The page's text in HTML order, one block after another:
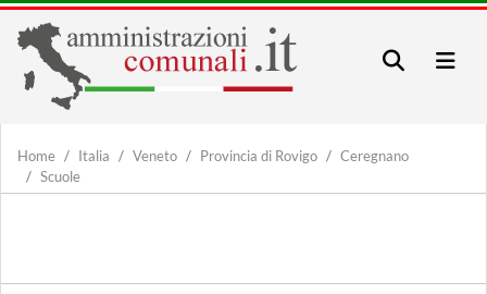
Home Italia Veneto Provincia di Rovigo
Ceregnano
Scuole